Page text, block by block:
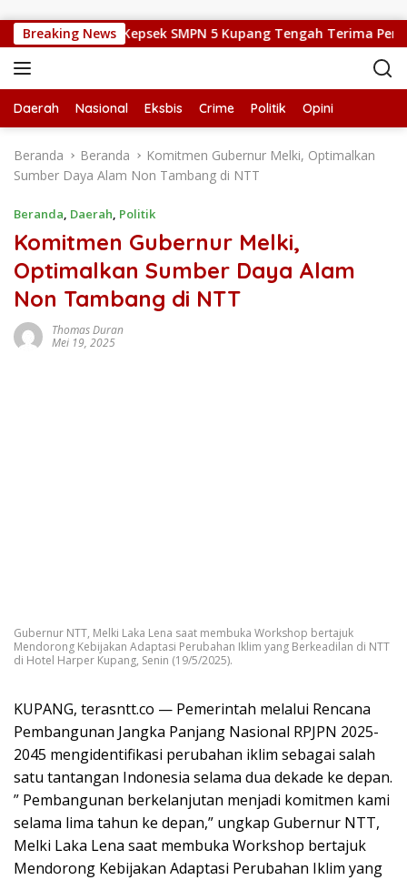
Breaking News
Pencak Silat, Kepsek SMPN 5 Kupang Tengah Terima
Daerah Nasional Eksbis Crime Politik Opini
Beranda Beranda
Komitmen Gubernur Melki, Optimalkan
Sumber Daya Alam Non Tambang di NTT
Beranda, Daerah, Politik
Komitmen Gubernur Melki,
Optimalkan Sumber Daya Alam
Non Tambang di NTT
Thomas Duran
Mei 19, 2025
Gubernur NTT, Melki Laka Lena saat membuka Workshop bertajuk
Mendorong Kebijakan Adaptasi Perubahan Iklim yang Berkeadilan di NTT
di Hotel Harper Kupang, Senin (19/5/2025).
KUPANG, terasntt.co — Pemerintah melalui Rencana
Pembangunan Jangka Panjang Nasional RPJPN 2025-
2045 mengidentifikasi perubahan iklim sebagai salah
satu tantangan Indonesia selama dua dekade ke depan.
” Pembangunan berkelanjutan menjadi komitmen kami
selama lima tahun ke depan,” ungkap Gubernur NTT,
Melki Laka Lena saat membuka Workshop bertajuk
Mendorong Kebijakan Adaptasi Perubahan Iklim yang